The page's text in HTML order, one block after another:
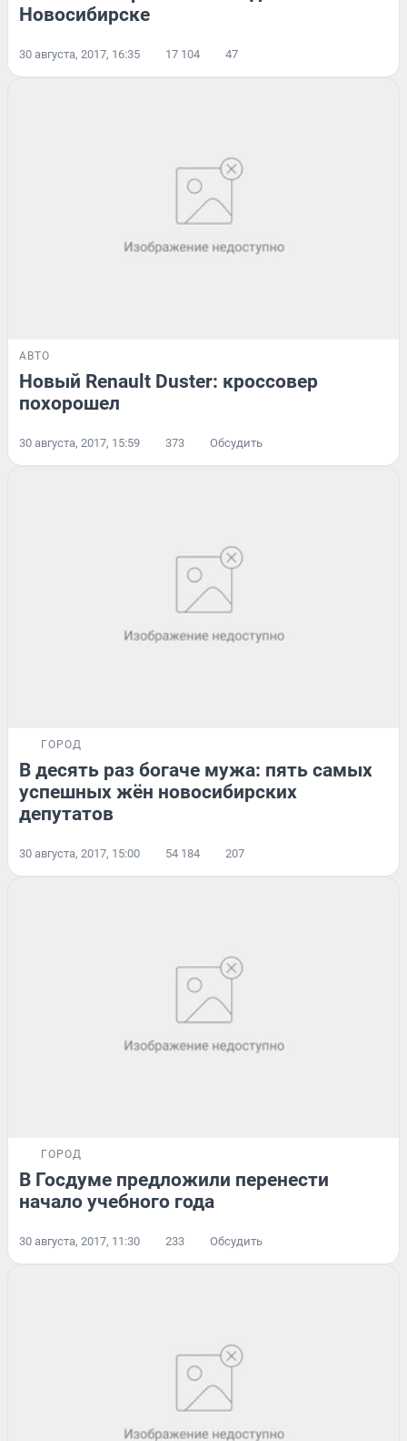
Новосибирске
30 августа, 2017, 16:35 17 104 47
АВТО
Новый Renault Duster: кроссовер
похорошел
30 августа, 2017, 15:59 373 Обсудить
ГОРОД
В десять раз богаче мужа: пять самых
успешных жён новосибирских
депутатов
30 августа, 2017, 15:00 54 184 207
ГОРОД
В Госдуме предложили перенести
начало учебного года
30 августа, 2017, 11:30 233 Обсудить